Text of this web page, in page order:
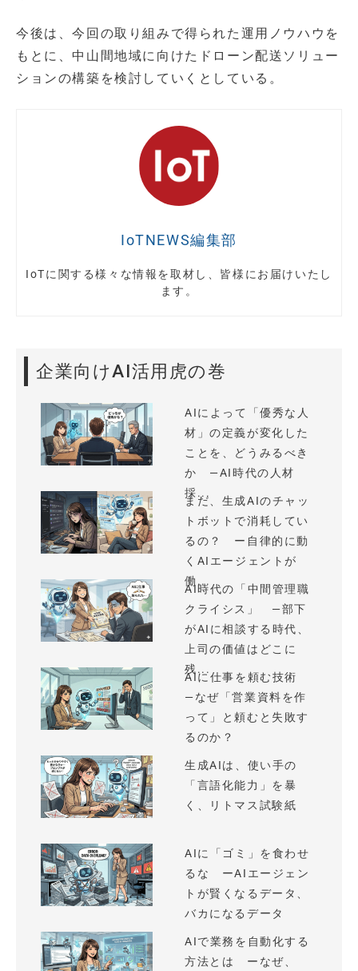
今後は、今回の取り組みで得られた運用ノウハウを
もとに、中山間地域に向けたドローン配送ソリュー
ションの構築を検討していくとしている。
IoTNEWS編集部
IoTに関する様々な情報を取材し、皆様にお届けいたし
ます。
企業向けAI活用虎の巻
AIによって「優秀な人
材」の定義が変化した
ことを、どうみるべき
か —AI時代の人材
採...
まだ、生成AIのチャッ
トボットで消耗してい
るの？ ー自律的に動
くAIエージェントが
働...
AI時代の「中間管理職
クライシス」 —部下
がAIに相談する時代、
上司の価値はどこに
残...
AIに仕事を頼む技術
—なぜ「営業資料を作
って」と頼むと失敗す
るのか？
生成AIは、使い手の
「言語化能力」を暴
く、リトマス試験紙
AIに「ゴミ」を食わせ
るな ーAIエージェン
トが賢くなるデータ、
バカになるデータ
AIで業務を自動化する
方法とは ーなぜ、